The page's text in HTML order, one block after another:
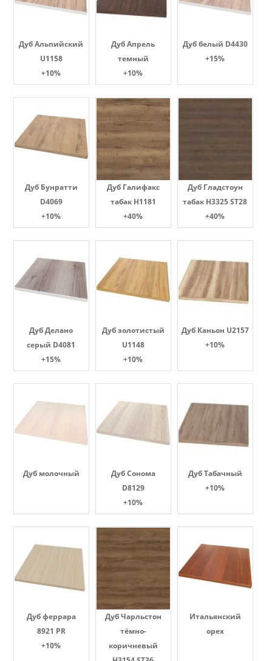
Дуб Альпийский
U1158
+10%
Дуб Апрель
темный
+10%
Дуб белый D4430
+15%
Дуб Бунратти
D4069
+10%
Дуб Галифакс
табак Н1181
+40%
Дуб Гладстоун
табак H3325 ST28
+40%
Дуб Делано
серый D4081
+15%
Дуб золотистый
U1148
+10%
Дуб Каньон U2157
+10%
Дуб молочный
Дуб Сонома
D8129
+10%
Дуб Табачный
+10%
Дуб феррара
8921 PR
+10%
Дуб Чарльстон
тёмно-
коричневый
Итальянский
орех